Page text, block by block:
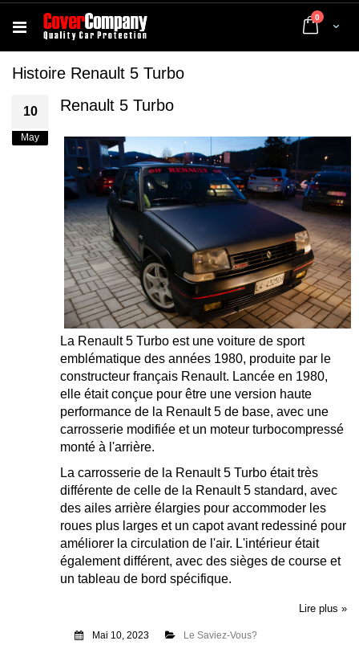
Cart
0 articles
Histoire Renault 5 Turbo
10
May
Renault 5 Turbo
La Renault 5 Turbo est une voiture de sport
emblématique des années 1980, produite par le
constructeur français Renault. Lancée en 1980,
elle était conçue pour être une version haute
performance de la Renault 5 de base, avec une
carrosserie modifiée et un moteur turbocompressé
monté à l'arrière.
La carrosserie de la Renault 5 Turbo était très
différente de celle de la Renault 5 standard, avec
des ailes arrière élargies pour accommoder les
roues plus larges et un capot avant redessiné pour
améliorer la circulation de l'air. L'intérieur était
également différent, avec des sièges de course et
un tableau de bord spécifique.
Lire plus »
Mai 10, 2023 Le Saviez-Vous?